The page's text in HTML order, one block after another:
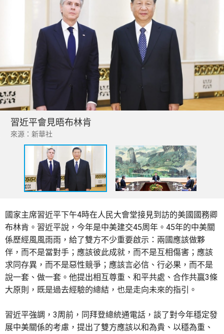
習近平會見晤布林肯
來源：新華社
國家主席習近平下午4時在人民大會堂接見到訪的美國國務卿
布林肯。習近平說，今年是中美建交45周年。45年的中美關
係歷經風風雨雨，給了雙方不少重要啟示：兩國應該做夥
伴，而不是當對手；應該彼此成就，而不是互相傷害；應該
求同存異，而不是惡性競爭；應該言必信、行必果，而不是
說一套、做一套。他提出相互尊重、和平共處、合作共贏3條
大原則，既是過去經驗的總結，也是走向未來的指引。
習近平強調，3周前，同拜登總統通電話，談了對今年穩定發
展中美關係的考慮，提出了雙方應該以和為貴、以穩為重、